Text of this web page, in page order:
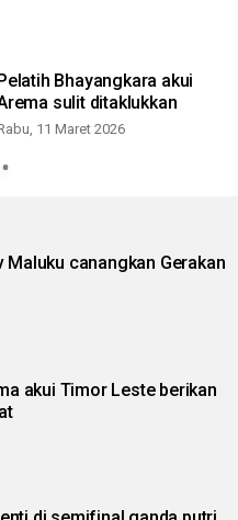
Pelatih Bhayangkara akui
sulit ditaklukkan
11 Maret 2026
Maluku canangkan Gerakan
akui Timor Leste berikan